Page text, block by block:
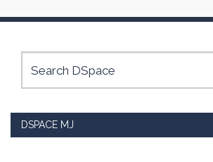
DSPACE MJ